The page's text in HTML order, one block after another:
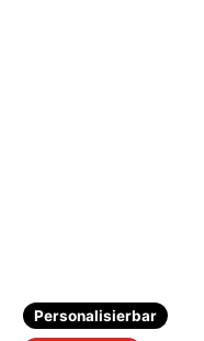
Personalisierbar